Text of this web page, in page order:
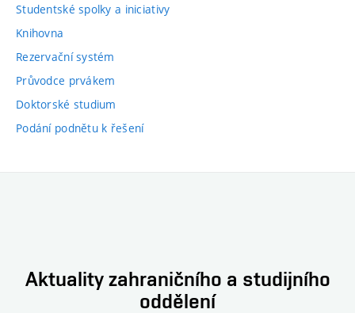
Studentské spolky a iniciativy
Knihovna
Rezervační systém
Průvodce prvákem
Doktorské studium
Podání podnětu k řešení
Aktuality zahraničního a studijního
oddělení